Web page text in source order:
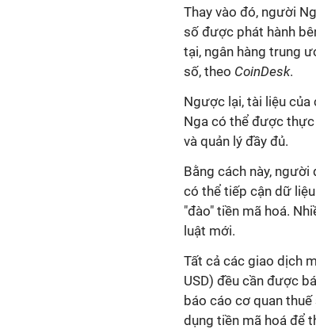
Thay vào đó, người
số được phát hành
tại, ngân hàng trung
số, theo CoinDesk.
Ngược lại, tài liệu của
Nga có thể được
và quản lý đầy đủ.
Bằng cách này,
có thể tiếp cận dữ
"đào" tiền mã hoá.
luật mới.
Tất cả các giao dịch
USD) đều cần được
báo cáo cơ quan
dụng tiền mã hoá để